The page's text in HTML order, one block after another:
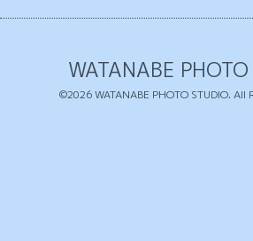
WATANABE
©2026WATANABE PHOTO STUDIO. All